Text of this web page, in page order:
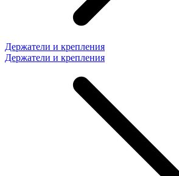
Держатели и крепления
Держатели и крепления